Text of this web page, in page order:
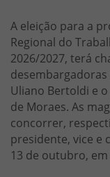
A eleição para a
Regional do
2026/2027, terá
desembargadoras
Uliano Bertoldi e
de Moraes. As
concorrer,
presidente, vice e
13 de outubro,